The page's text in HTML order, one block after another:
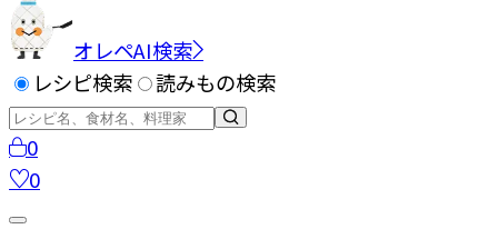
オレペAI検索
レシピ検索
読みもの検索
0
0